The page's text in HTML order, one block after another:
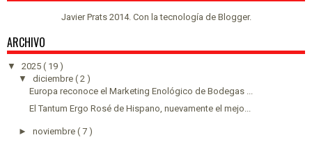
Javier Prats 2014. Con la tecnología de Blogger.
ARCHIVO
▼ 2025 ( 19 )
▼ diciembre ( 2 )
Europa reconoce el Marketing Enológico de Bodegas ...
El Tantum Ergo Rosé de Hispano, nuevamente el mejo...
► noviembre ( 7 )